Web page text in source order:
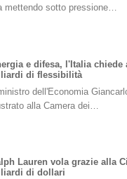
mettendo sotto pressione…
e difesa, l'Italia chiede
di flessibilità
dell'Economia
alla Camera dei…
Lauren vola grazie alla
di dollari